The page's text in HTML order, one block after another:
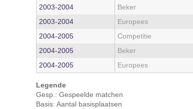
2003‑2004
Beker
2003‑2004
Europees
2004‑2005
Competitie
2004‑2005
Beker
2004‑2005
Europees
Legende
Gesp.: Gespeelde matchen
Basis: Aantal basisplaatsen